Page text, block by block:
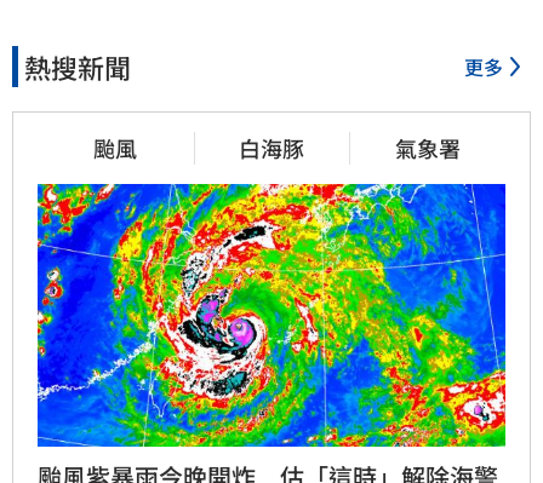
熱搜新聞 更多
颱風 白海豚 氣象署